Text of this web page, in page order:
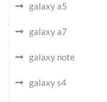
galaxy a5
galaxy a7
galaxy note
galaxy s4